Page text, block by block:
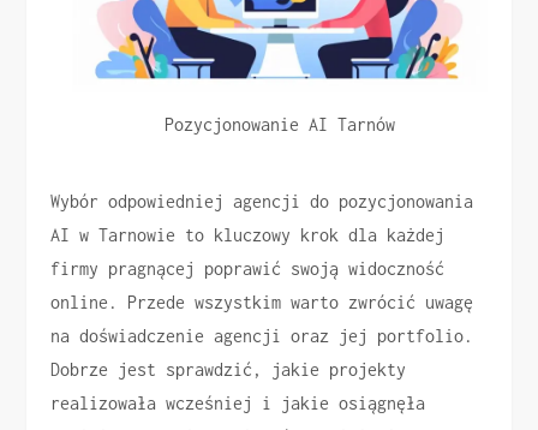
Pozycjonowanie AI Tarnów
Wybór odpowiedniej agencji do pozycjonowania
AI w Tarnowie to kluczowy krok dla każdej
firmy pragnącej poprawić swoją widoczność
online. Przede wszystkim warto zwrócić uwagę
na doświadczenie agencji oraz jej portfolio.
Dobrze jest sprawdzić, jakie projekty
realizowała wcześniej i jakie osiągnęła